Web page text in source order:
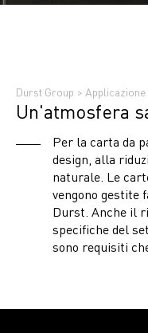
Durst Group > Applicazione
Un'atmosfera
Per la carta da
design, alla
naturale. Le
vengono gestite
Durst. Anche il
specifiche del
sono requisiti